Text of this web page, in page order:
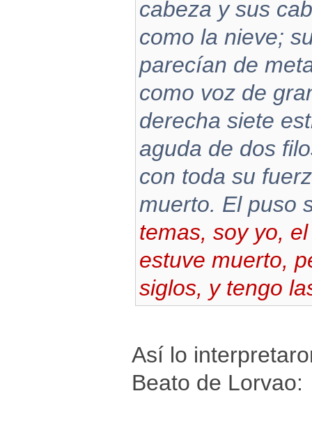
cabeza y sus
como la nieve;
parecían de
como voz de
derecha siete
aguda de dos
con toda su
muerto. El puso
temas, soy yo,
estuve muerto,
siglos, y tengo
Así lo
Beato de Lorvao: